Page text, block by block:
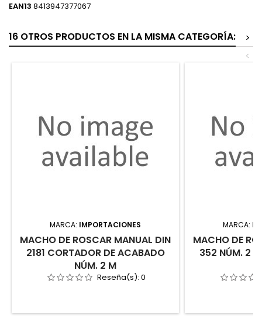
EAN13 8413947377067
16 OTROS PRODUCTOS EN LA MISMA CATEGORÍA:
>
<
MARCA: IMPORTACIONES
MACHO DE ROSCAR MANUAL DIN
2181 CORTADOR DE ACABADO
NÚM. 2 M
Reseña(s): 0
MARCA:
MACHO DE
352 NÚM. 2